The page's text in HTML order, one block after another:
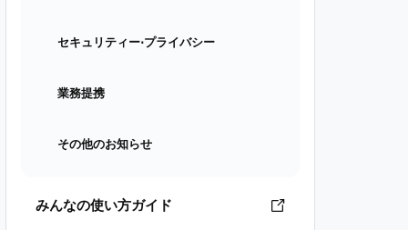
セキュリティー⋅プライバシー
業務提携
その他のお知らせ
みんなの使い方ガイド